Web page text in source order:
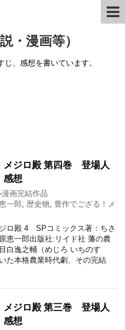
・漫画等）
、感想を書いています。
メジロ殿 第四巻 登場人
感想
-漫画完結作品
一郎 歴史物
豊作でござる！メ
ロ殿 4 SPコミックス著：ちさ
恵一郎出版社:リイド社 藩の農
白逸之輔（めじろ いちのす
た本格農業時代劇、その完結
メジロ殿 第三巻 登場人
感想